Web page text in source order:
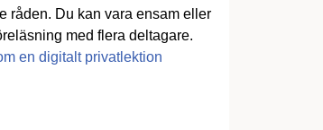
råden. Du kan vara ensam eller
med flera deltagare.
en digitalt privatlektion